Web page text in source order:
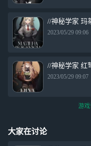
//神秘学家 玛
2023/05/29 09:06
//神秘学家 红
2023/05/29 09:07
游
大家在讨论